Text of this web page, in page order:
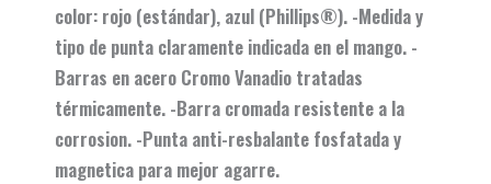
color: rojo (estándar), azul (Phillips®). -Medida y
tipo de punta claramente indicada en el mango. -
Barras en acero Cromo Vanadio tratadas
térmicamente. -Barra cromada resistente a la
corrosion. -Punta anti-resbalante fosfatada y
magnetica para mejor agarre.